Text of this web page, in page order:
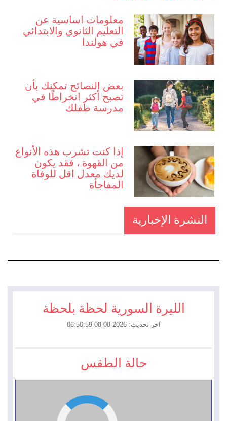
معلومات اساسية عن
التعليم الثانوي والابتدائي
في هولندا
بعض النصائح تمكنك بأن
تصبح أكثر انخراطًا في
مدرسة طفلك
إذا كنت تشرب هذه الأنواع
من القهوة ، فقد يكون
لديك معدل اقل للوفاة
المفاجأة
النشرة الإخبارية
الليرة السورية لحظة بلحظة
آخر تحديث: 2026-08-08 06:50:59
حالة الطقس